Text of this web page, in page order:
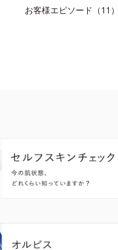
お客様エピソード（11）